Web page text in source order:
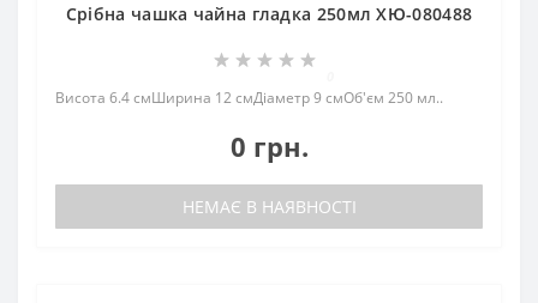
Срібна чашка чайна гладка 250мл ХЮ-080488
Висота 6.4 смШирина 12 смДіаметр 9 смОб'єм 250 мл..
0 грн.
НЕМАЄ В НАЯВНОСТІ